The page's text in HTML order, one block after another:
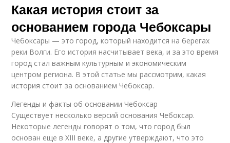
Какая история стоит за
основанием города Чебоксары
Чебоксары — это город, который находится на берегах
реки Волги. Его история насчитывает века, и за это время
город стал важным культурным и экономическим
центром региона. В этой статье мы рассмотрим, какая
история стоит за основанием Чебоксар.
Легенды и факты об основании Чебоксар
Существует несколько версий основания Чебоксар.
Некоторые легенды говорят о том, что город был
основан еще в XIII веке, а другие утверждают, что это